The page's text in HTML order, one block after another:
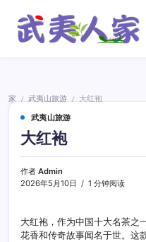
家
家 / 武夷山旅游 /
大红袍
武夷山旅游
大红袍
作者 Admin
2026年5月10日
1 分钟阅读
大红袍，作为中国十大名茶之
花香和传奇故事闻名于世。这